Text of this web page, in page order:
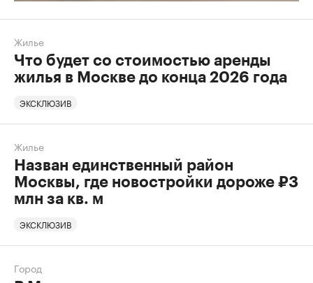
Жилье
Что будет со стоимостью аренды
жилья в Москве до конца 2026 года
ЭКСКЛЮЗИВ
Жилье
Назван единственный район
Москвы, где новостройки дороже ₽3
млн за кв. м
ЭКСКЛЮЗИВ
Город